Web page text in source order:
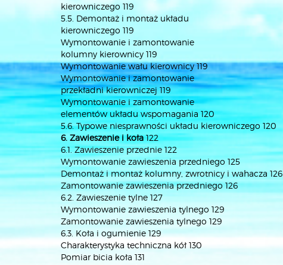
kierowniczego 119
5.5. Demontaż i montaż układu
kierowniczego 119
Wymontowanie i zamontowanie
kolumny kierownicy 119
Wymontowanie wału kierownicy 119
Wymontowanie i zamontowanie
przekładni kierowniczej 119
Wymontowanie i zamontowanie
elementów układu wspomagania 120
5.6. Typowe niesprawności układu kierowniczego 120
6. Zawieszenie i koła122
6.1. Zawieszenie przednie 122
Wymontowanie zawieszenia przedniego 125
Demontaż i montaż kolumny, zwrotnicy i wahacza 126
Zamontowanie zawieszenia przedniego 126
6.2. Zawieszenie tylne 127
Wymontowanie zawieszenia tylnego 129
Zamontowanie zawieszenia tylnego 129
6.3. Koła i ogumienie 129
Charakterystyka techniczna kół 130
Pomiar bicia koła 131